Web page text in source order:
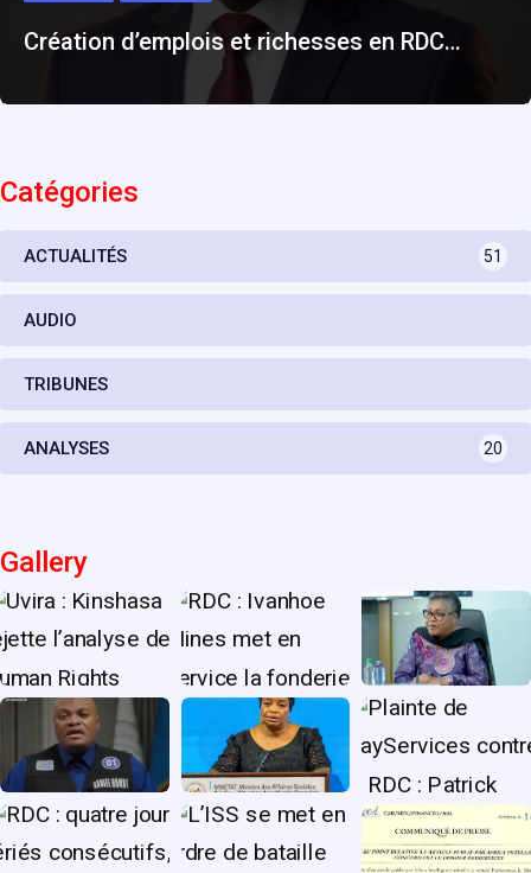
Création d’emplois et richesses en RDC…
Catégories
ACTUALITÉS 51
AUDIO
TRIBUNES
ANALYSES 20
Gallery